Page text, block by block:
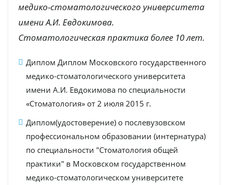
медико-стоматологического университета
имени А.И. Евдокимова.
Стоматологическая практика более 10 лет.
Диплом Диплом Московского государственного
медико-стоматологического университета
имени А.И. Евдокимова по специальности
«Стоматология» от 2 июля 2015 г.
Диплом(удостоверение) о послевузовском
профессиональном образовании (интернатура)
по специальности "Стоматология общей
практики" в Московском государственном
медико-стоматологическом университете